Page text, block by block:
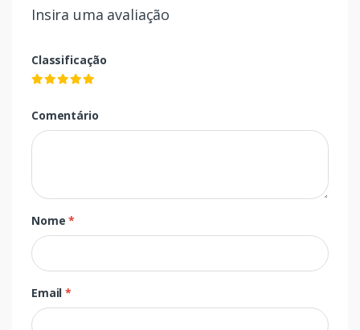
Insira uma avaliação
Classificação
Comentário
Nome*
Email*